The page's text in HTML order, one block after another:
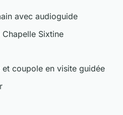
avec audioguide
Sixtine
et coupole en visite guidée